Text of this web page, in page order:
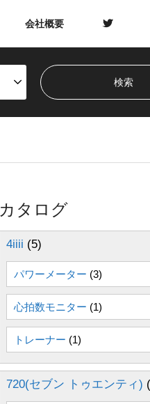
会社概要
カタログ
4iiii (5)
パワーメーター (3)
心拍数モニター (1)
トレーナー (1)
720(セブン トゥエンティ)